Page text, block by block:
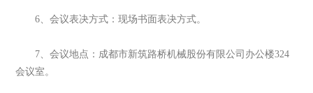
6、会议表决方式：现场书面表决方式。
7、会议地点：成都市新筑路桥机械股份有限公司办公楼324
会议室。